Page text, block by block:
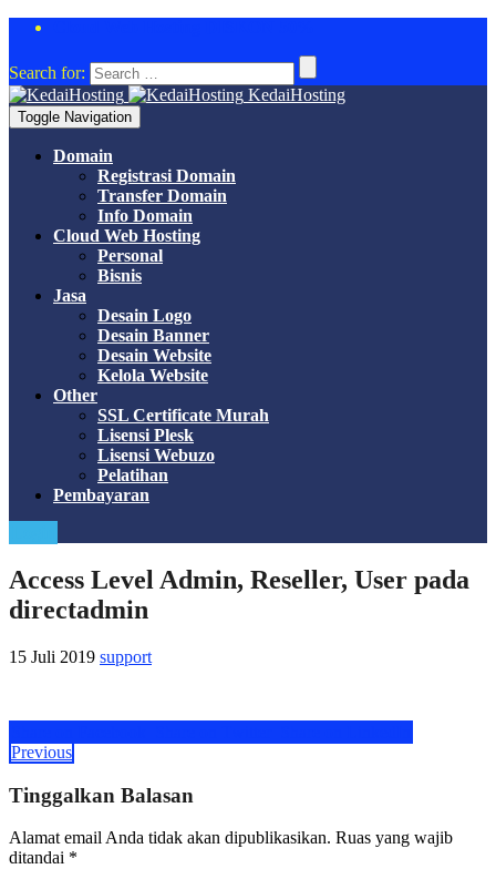
Search for:
KedaiHosting
Toggle Navigation
Domain
Registrasi Domain
Transfer Domain
Info Domain
Cloud Web Hosting
Personal
Bisnis
Jasa
Desain Logo
Desain Banner
Desain Website
Kelola Website
Other
SSL Certificate Murah
Lisensi Plesk
Lisensi Webuzo
Pelatihan
Pembayaran
Access Level Admin, Reseller, User pada
directadmin
15 Juli 2019 support
Previous
Tinggalkan Balasan
Alamat email Anda tidak akan dipublikasikan. Ruas yang wajib
ditandai *